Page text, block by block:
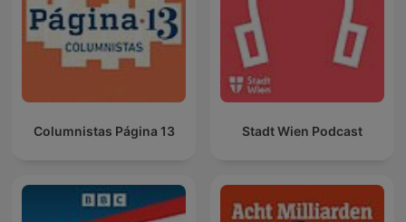
Columnistas Página 13 Stadt Wien Podcast